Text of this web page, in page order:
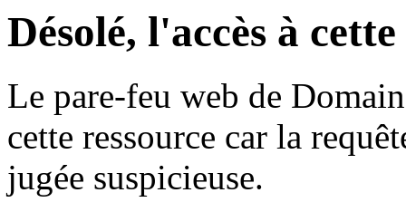
Désolé, l'accès à
Le pare-feu web de
cette ressource car la
jugée suspicieuse.